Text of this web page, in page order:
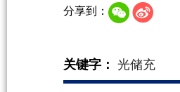
分享到：
关键字： 光储充